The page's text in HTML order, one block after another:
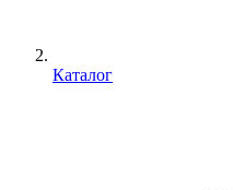
Каталог